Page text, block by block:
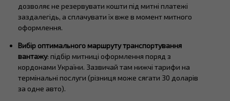
дозволяє не резервувати кошти під митні платежі
заздалегідь, а сплачувати їх вже в момент митного
оформлення.
Вибір оптимального маршруту транспортування
вантажу: підбір митниці оформлення поряд з
кордонами України. Зазвичай там нижчі тарифи на
термінальні послуги (різниця може сягати 30 доларів
за одне авто).